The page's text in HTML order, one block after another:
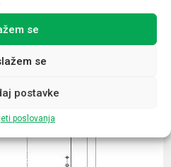
se
se
postavke
poslovanja